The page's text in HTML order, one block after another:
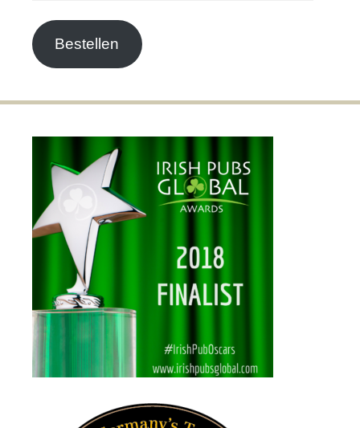
Bestellen